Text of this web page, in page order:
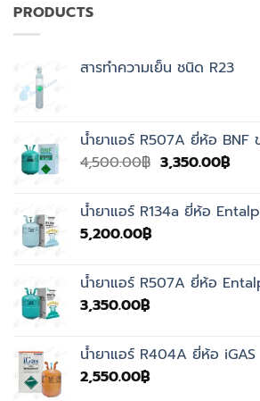
PRODUCTS
สารทำความเย็น ชนิด R23
น้ำยาแอร์ R507A ยี่ห้อ BNF
4,500.00฿ Original
4,500.00฿.
3,350.00฿
น้ำยาแอร์ R134a ยี่ห้อ
5,200.00฿
น้ำยาแอร์ R507A ยี่ห้อ
3,350.00฿
น้ำยาแอร์ R404A ยี่ห้อ iGAS
2,550.00฿